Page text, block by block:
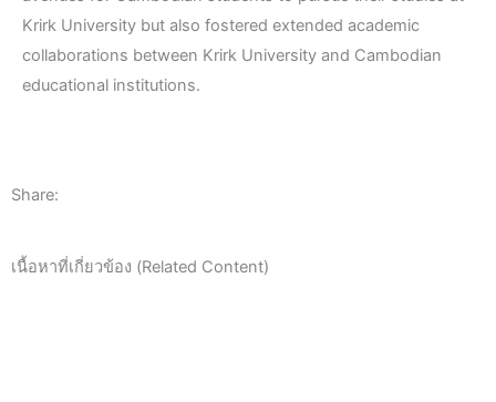
Krirk University but also fostered extended academic
collaborations between Krirk University and Cambodian
educational institutions.
Share:
เนื้อหาที่เกี่ยวข้อง (Related Content)